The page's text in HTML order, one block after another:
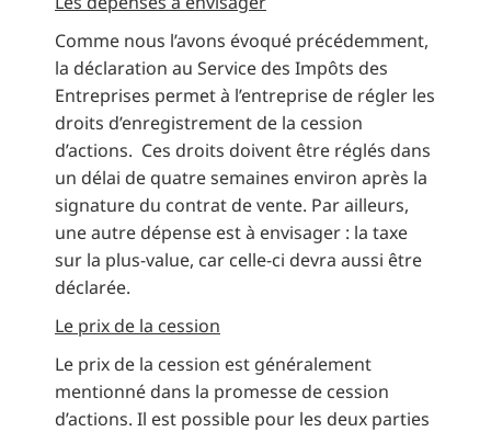
Comme nous l’avons évoqué précédemment,
la déclaration au Service des Impôts des
Entreprises permet à l’entreprise de régler les
droits d’enregistrement de la cession
d’actions. Ces droits doivent être réglés dans
un délai de quatre semaines environ après la
signature du contrat de vente. Par ailleurs,
une autre dépense est à envisager : la taxe
sur la plus-value, car celle-ci devra aussi être
déclarée.
Le prix de la cession
Le prix de la cession est généralement
mentionné dans la promesse de cession
d’actions. Il est possible pour les deux parties